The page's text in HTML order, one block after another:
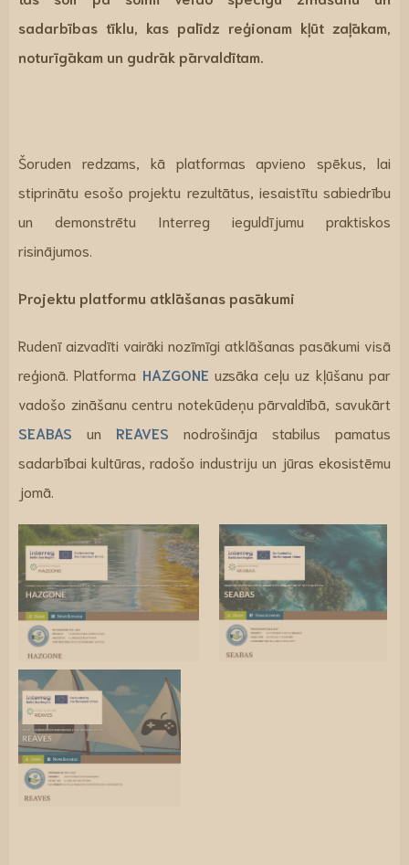
sadarbības tīklu, kas palīdz reģionam kļūt zaļākam,
noturīgākam un gudrāk pārvaldītam.
Šoruden redzams, kā platformas apvieno spēkus, lai
stiprinātu esošo projektu rezultātus, iesaistītu sabiedrību
un demonstrētu Interreg ieguldījumu praktiskos
risinājumos.
Projektu platformu atklāšanas pasākumi
Rudenī aizvadīti vairāki nozīmīgi atklāšanas pasākumi visā
reģionā. Platforma HAZGONE uzsāka ceļu uz kļūšanu par
vadošo zināšanu centru notekūdeņu pārvaldībā, savukārt
SEABAS un REAVES nodrošināja stabilus pamatus
sadarbībai kultūras, radošo industriju un jūras ekosistēmu
jomā.